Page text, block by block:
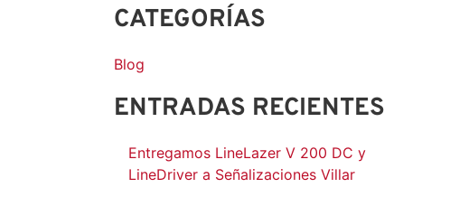
CATEGORÍAS
Blog
ENTRADAS RECIENTES
Entregamos LineLazer V 200 DC y
LineDriver a Señalizaciones Villar
o